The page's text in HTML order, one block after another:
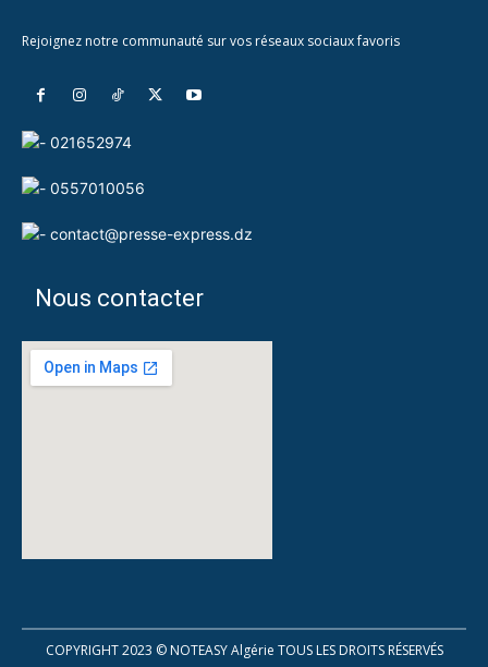
Rejoignez notre communauté sur vos réseaux sociaux favoris
021652974
0557010056
contact@presse-express.dz
Nous contacter
COPYRIGHT 2023 © NOTEASY Algérie TOUS LES DROITS RÉSERVÉS